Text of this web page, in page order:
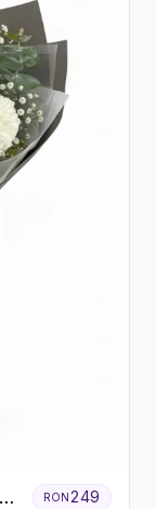
RON249